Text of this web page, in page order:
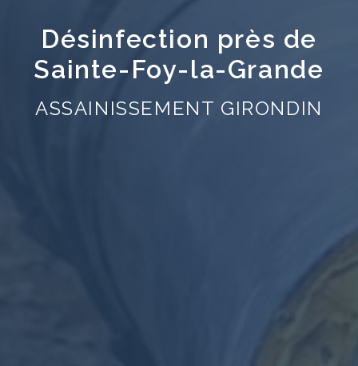
Désinfection près de
Sainte-Foy-la-Grande
ASSAINISSEMENT GIRONDIN